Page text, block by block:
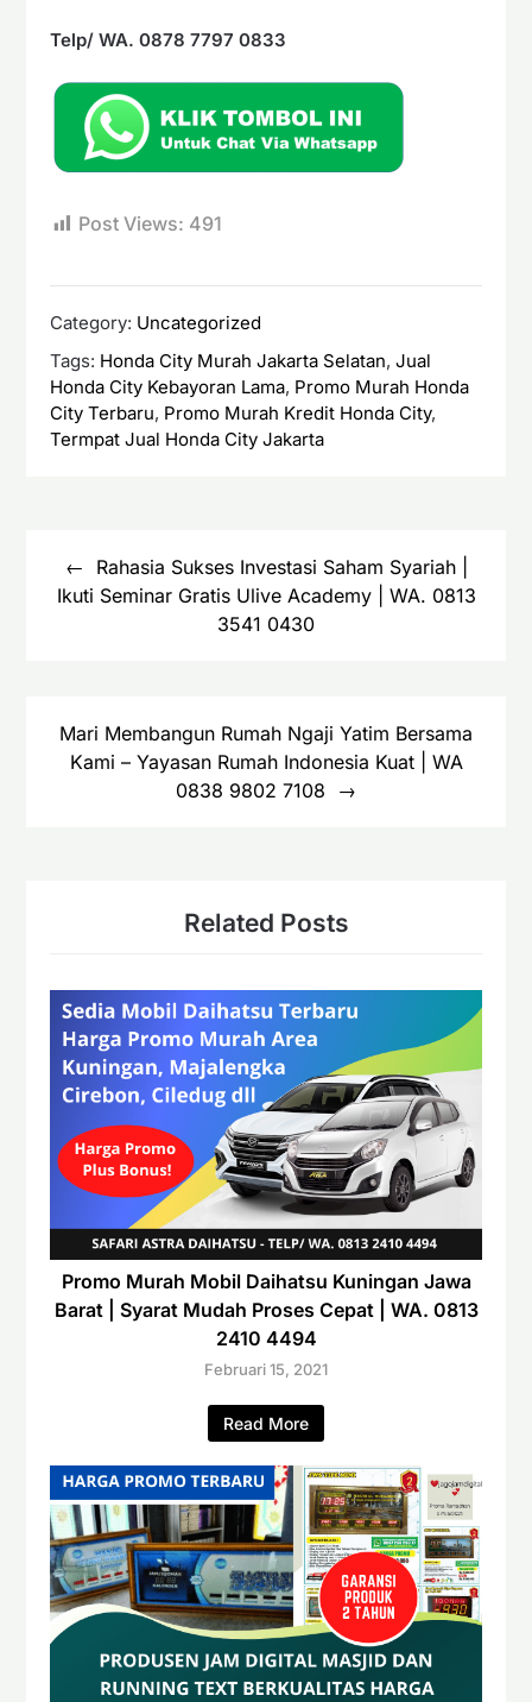
Telp/ WA. 0878 7797 0833
Post Views: 491
Category: Uncategorized
Tags: Honda City Murah Jakarta Selatan,Jual
Honda City Kebayoran Lama, Promo Murah Honda
City Terbaru, Promo Murah Kredit Honda City,
Termpat Jual Honda City Jakarta
pos
Rahasia Sukses Investasi Saham Syariah |
Ikuti Seminar Gratis Ulive Academy | WA. 0813
3541 0430
Mari Membangun Rumah Ngaji Yatim Bersama
Kami – Yayasan Rumah Indonesia Kuat | WA
0838 9802 7108
Related Posts
Promo Murah Mobil Daihatsu Kuningan Jawa
Barat | Syarat Mudah Proses Cepat | WA. 0813
2410 4494
Februari 15, 2021
Read More